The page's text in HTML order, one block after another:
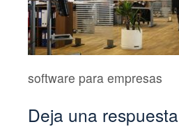
software para empresas
Deja una respuesta